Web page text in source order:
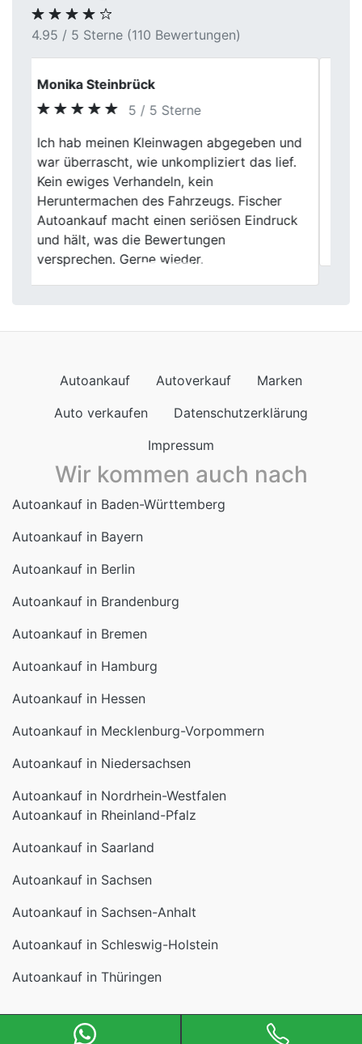
4.95 / 5 Sterne (110 Bewertungen)
Jonas Becker
5 / 5 Sterne
Mein Verkaufserlebnis bei Fischer
Autoankauf war absolut positiv. Die
Mitarbeiter waren sehr hilfsbereit und die
Bewertung meines Autos war fair und
transparent. Die gesamte Abwicklung
verlief schnell und professionell.
Previous
Wir kommen auch nach
Autoankauf in Baden-Württemberg
Autoankauf in Berlin
Autoankauf in Niedersachsen
Autoankauf in Rheinland-Pfalz
Autoankauf in Thüringen